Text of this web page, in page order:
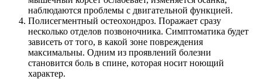
наблюдаются проблемы с двигательной функцией.
Полисегментный остеохондроз. Поражает сразу
несколько отделов позвоночника. Симптоматика будет
зависеть от того, в какой зоне повреждения
максимальны. Одним из проявлений болезни
становится боль в спине, которая носит ноющий
характер.